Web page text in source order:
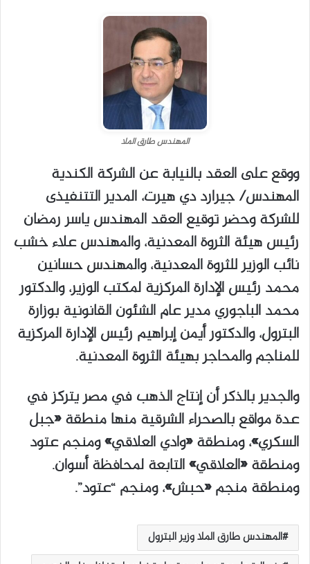
المهندس طارق الملا
ووقع على العقد بالنيابة عن الشركة الكندية
المهندس/ جيرارد دي هيرت، المدير التتنفيذى
للشركة وحضر توقيع العقد المهندس ياسر رمضان
رئيس هيئة الثروة المعدنية، والمهندس علاء خشب
نائب الوزير للثروة المعدنية، والمهندس حسانين
محمد رئيس الإدارة المركزية لمكتب الوزير، والدكتور
محمد الباجوري مدير عام الشئون القانونية بوزارة
البترول، والدكتور أيمن إبراهيم رئيس الإدارة المركزية
للمناجم والمحاجر بهيئة الثروة المعدنية.
والجدير بالذكر أن إنتاج الذهب في مصر يتركز في
عدة مواقع بالصحراء الشرقية منها منطقة «جبل
السكري»، ومنطقة «وادي العلاقي» ومنجم عتود
ومنطقة «العلاقي» التابعة لمحافظة أسوان.
ومنطقة منجم «حبش»، ومنجم “عتود”.
المهندس طارق الملا وزير البترول